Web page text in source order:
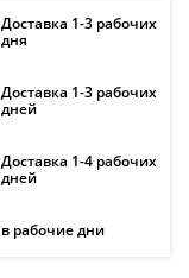
Доставка 1-3 рабочих
дня
Доставка 1-3 рабочих
дней
Доставка 1-4 рабочих
дней
в рабочие дни